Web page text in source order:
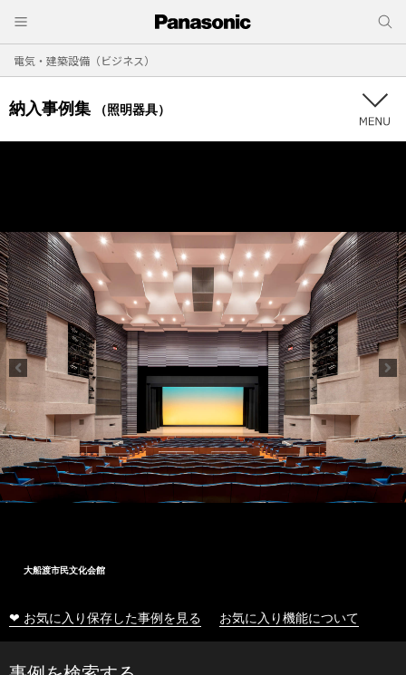
電気・建築設備（ビジネス）
納入事例集 （照明器具）
大船渡市民文化会館
❤ お気に入り保存した事例を見る お気に入り機能について